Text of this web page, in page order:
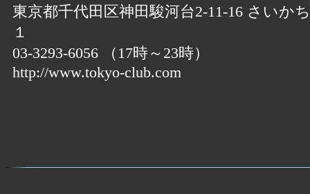
東京都千代田区神田駿河台2-11-16 さいか
１
03-3293-6056 （17時～23時）
http://www.tokyo-club.com